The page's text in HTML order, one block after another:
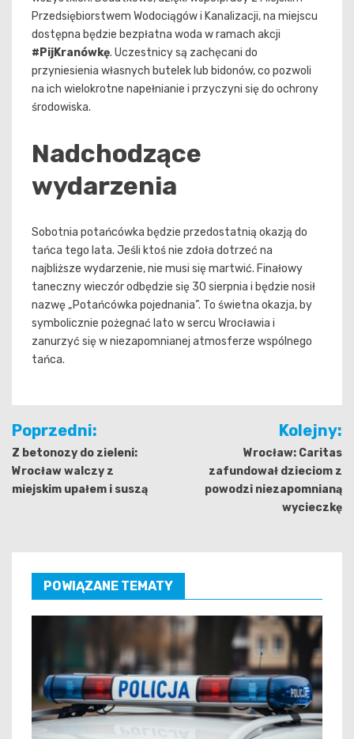
Przedsiębiorstwem Wodociągów i Kanalizacji, na miejscu
dostępna będzie bezpłatna woda w ramach akcji
#PijKranówkę. Uczestnicy są zachęcani do
przyniesienia własnych butelek lub bidonów, co pozwoli
na ich wielokrotne napełnianie i przyczyni się do ochrony
środowiska.
Nadchodzące
wydarzenia
Sobotnia potańcówka będzie przedostatnią okazją do
tańca tego lata. Jeśli ktoś nie zdoła dotrzeć na
najbliższe wydarzenie, nie musi się martwić. Finałowy
taneczny wieczór odbędzie się 30 sierpnia i będzie nosił
nazwę „Potańcówka pojednania”. To świetna okazja, by
symbolicznie pożegnać lato w sercu Wrocławia i
zanurzyć się w niezapomnianej atmosferze wspólnego
tańca.
Nawigacja
wpisu
Poprzedni:
Z betonozy do zieleni:
Wrocław walczy z
miejskim upałem i suszą
Kolejny:
Wrocław: Caritas
zafundował dzieciom z
powodzi niezapomnianą
wycieczkę
POWIĄZANE TEMATY